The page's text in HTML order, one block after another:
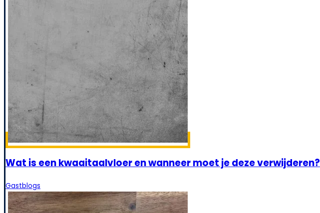
Wat is een kwaaitaalvloer en wanneer moet je deze verwijderen?
Gastblogs